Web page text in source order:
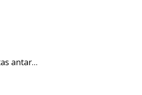
antar…